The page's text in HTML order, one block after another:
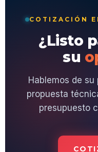
COTIZACIÓN
¿Listo
su
Hablemos de
propuesta
presupuesto